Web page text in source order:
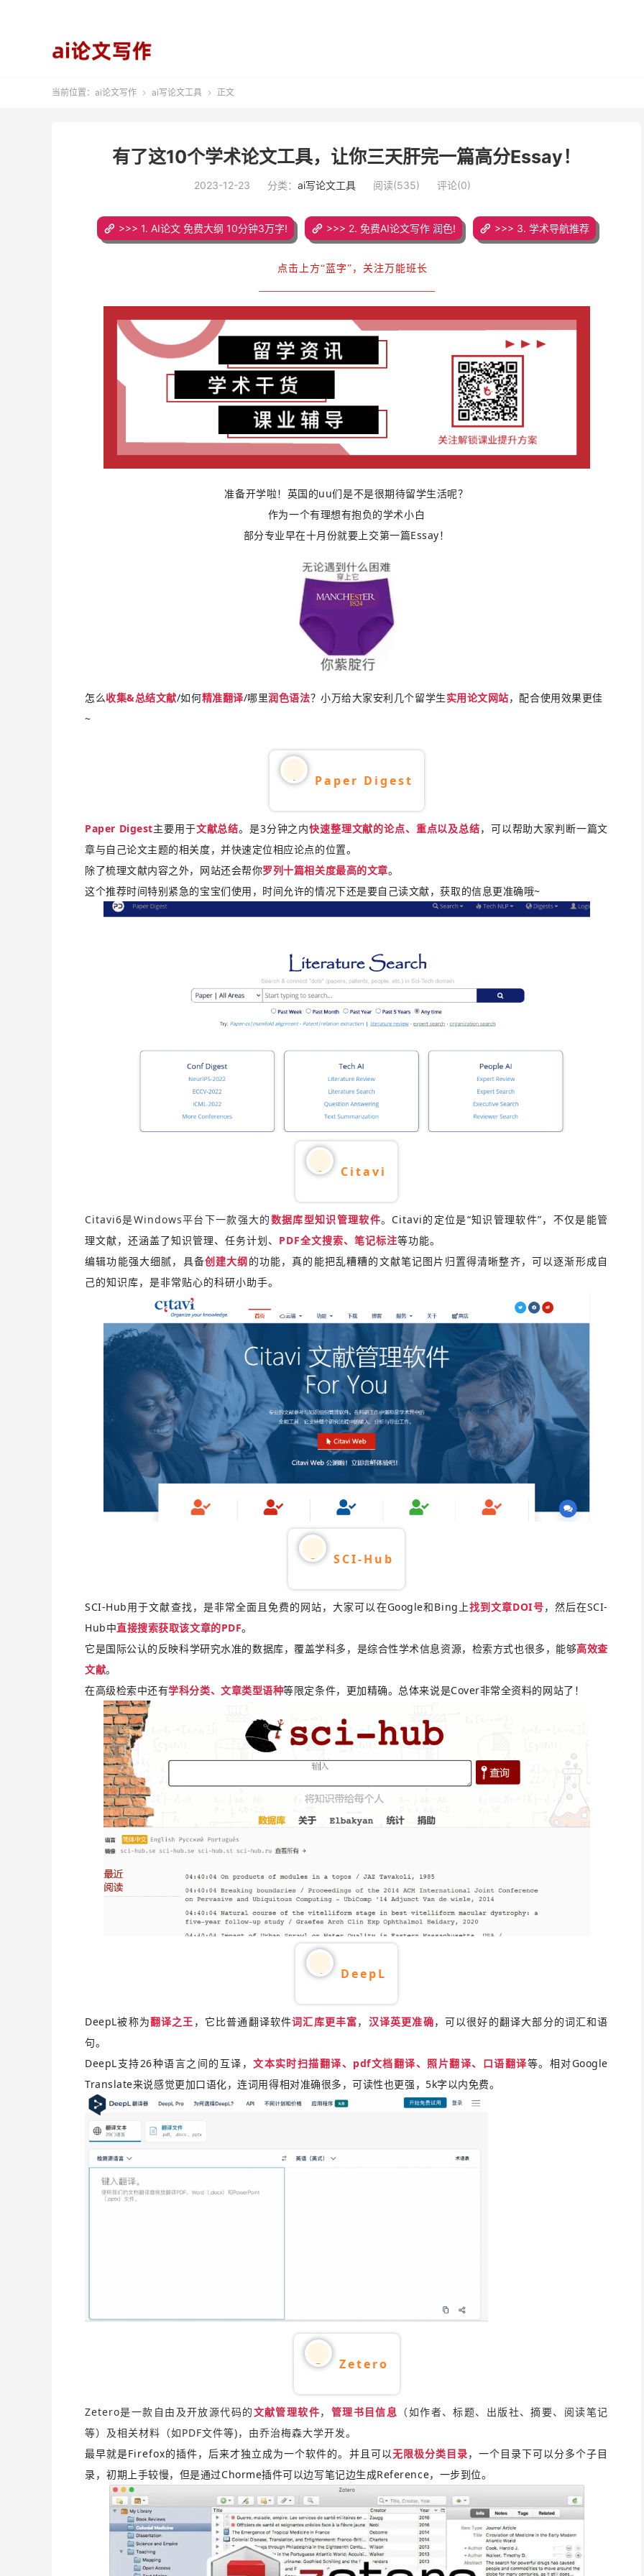
当前位置： ai论文写作  ai写论文工具  正文
有了这10个学术论文工具，让你三天肝完一篇高分Essay！
2023-12-23 分类： ai写论文工具 阅读(535) 评论(0)
>>> 1. AI论文 免费大纲 10分钟3万字! >>> 2. 免费AI论文写作 润色! >>> 3. 学术导航推荐
点击上方“蓝字”，关注万能班长
准备开学啦！英国的uu们是不是很期待留学生活呢？
作为一个有理想有抱负的学术小白
部分专业早在十月份就要上交第一篇Essay！
怎么收集&总结文献/如何精准翻译/哪里润色语法？小万给大家安利几个留学生实用论文网站，配合使用效果更佳
~
01 Paper Digest
Paper Digest主要用于文献总结。是3分钟之内快速整理文献的论点、重点以及总结，可以帮助大家判断一篇文
章与自己论文主题的相关度，并快速定位相应论点的位置。
除了梳理文献内容之外，网站还会帮你罗列十篇相关度最高的文章。
这个推荐时间特别紧急的宝宝们使用，时间允许的情况下还是要自己读文献，获取的信息更准确哦~
02 Citavi
Citavi6是Windows平台下一款强大的数据库型知识管理软件。 Citavi的定位是“知识管理软件”，不仅是能管
理文献，还涵盖了知识管理、任务计划、 PDF全文搜索、笔记标注等功能。
编辑功能强大细腻，具备创建大纲的功能，真的能把乱糟糟的文献笔记图片归置得清晰整齐，可以逐渐形成自
己的知识库，是非常贴心的科研小助手。
03 SCI-Hub
SCI-Hub用于文献查找，是非常全面且免费的网站，大家可以在Google和Bing上找到文章DOI号，然后在SCI-
Hub中直接搜索获取该文章的PDF。
它是国际公认的反映科学研究水准的数据库，覆盖学科多，是综合性学术信息资源，检索方式也很多，能够高效查
文献。
在高级检索中还有学科分类、文章类型语种等限定条件，更加精确。总体来说是Cover非常全资料的网站了！
04 DeepL
DeepL被称为翻译之王 ，它比普通翻译软件词汇库更丰富， 汉译英更准确，可以很好的翻译大部分的词汇和语
句。
DeepL支持26种语言之间的互译，文本实时扫描翻译、pdf文档翻译、照片翻译、口语翻译等。相对Google
Translate来说感觉更加口语化，连词用得相对准确很多，可读性也更强，5k字以内免费。
05 Zetero
Zetero是一款自由及开放源代码的文献管理软件， 管理书目信息 （如作者、标题、出版社、摘要、阅读笔记
等）及相关材料（如PDF文件等)，由乔治梅森大学开发。
最早就是Firefox的插件，后来才独立成为一个软件的。 并且可以无限极分类目录， 一个目录下可以分多个子目
录， 初期上手较慢，但是通过Chorme插件可以边写笔记边生成Reference，一步到位。